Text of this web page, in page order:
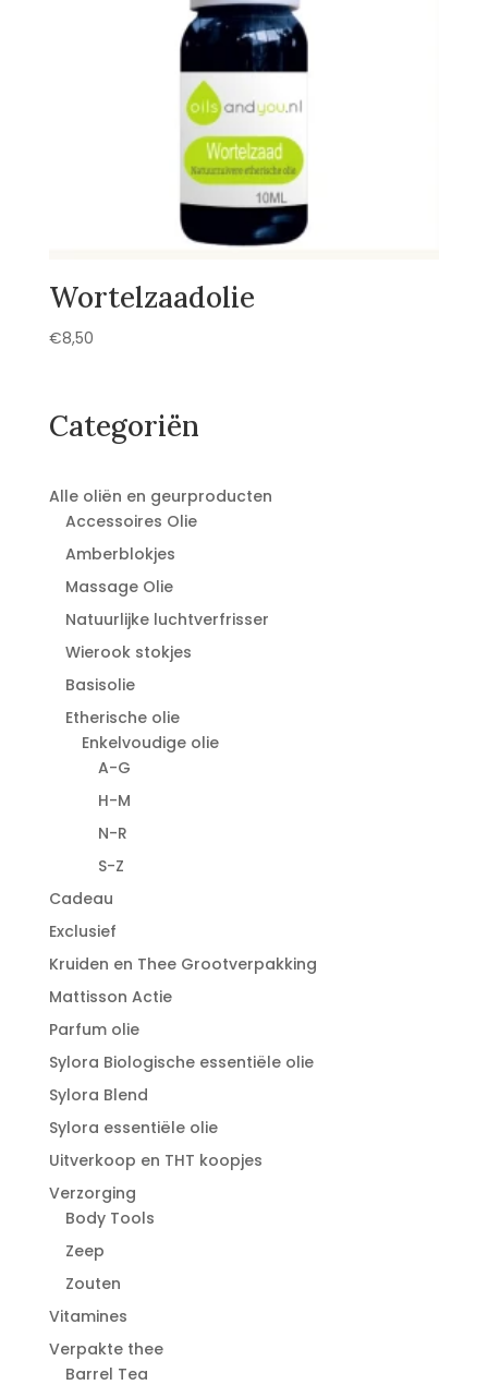
Wortelzaadolie
€8,50
Categoriën
Alle oliën en geurproducten
Accessoires Olie
Amberblokjes
Massage Olie
Natuurlijke luchtverfrisser
Wierook stokjes
Basisolie
Etherische olie
Enkelvoudige olie
A-G
H-M
N-R
S-Z
Cadeau
Exclusief
Kruiden en Thee Grootverpakking
Mattisson Actie
Parfum olie
Sylora Biologische essentiële olie
Sylora Blend
Sylora essentiële olie
Uitverkoop en THT koopjes
Verzorging
Body Tools
Zeep
Zouten
Vitamines
Verpakte thee
Barrel Tea